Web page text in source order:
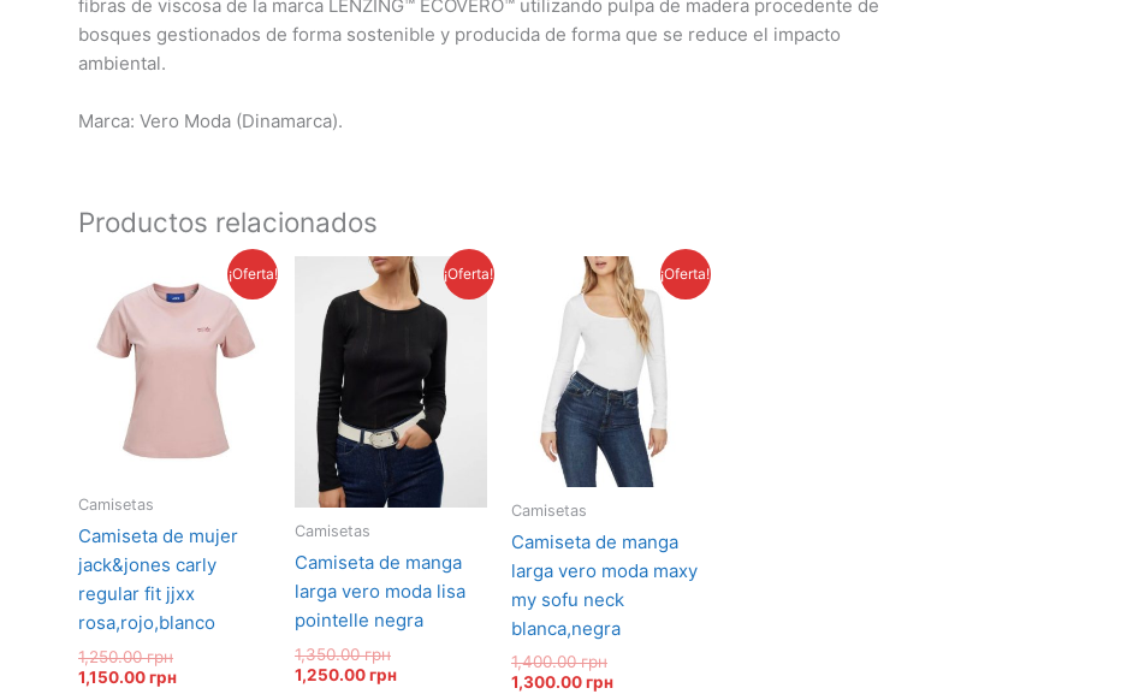
fibras de viscosa de la marca LENZING™ ECOVERO™ utilizando pulpa de madera procedente de
bosques gestionados de forma sostenible y producida de forma que se reduce el impacto
ambiental.
Marca: Vero Moda (Dinamarca).
Productos relacionados
¡Oferta!
Camisetas
camiseta de mujer
jack&jones carly
regular fit jjxx
rosa,rojo,blanco
1,250.00грн
precio
original
era:
1,250.00 грн.
1,150.00грн
precio
actual
es:
1,150.00 грн.
¡Oferta!
Camisetas
camiseta de manga
larga vero moda lisa
pointelle negra
1,350.00грн
El
precio
original
1,350.00 грн.
1,250.00грн
El
precio
actual
1,250.00 грн.
¡Oferta!
Camisetas
camiseta de manga
larga vero moda maxy
my sofu neck
blanca,negra
1,400.00грн
El
precio
original
era:
1,400.00 грн.
1,300.00грн
El
precio
actual
es:
1,300.00 грн.